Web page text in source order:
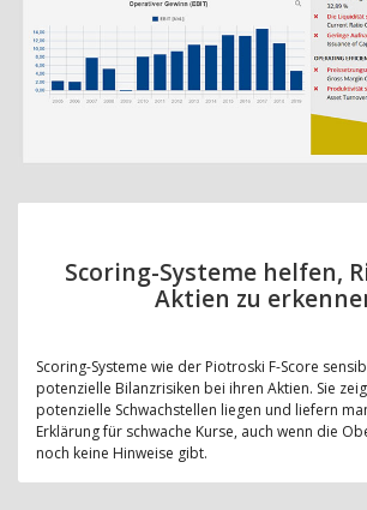
Scoring-Systeme helfen,
Aktien zu
Scoring-Systeme wie der Piotroski F-Score
potenzielle Bilanzrisiken bei ihren Aktien. Sie
potenzielle Schwachstellen liegen und liefern
Erklärung für schwache Kurse, auch wenn die
noch keine Hinweise gibt.